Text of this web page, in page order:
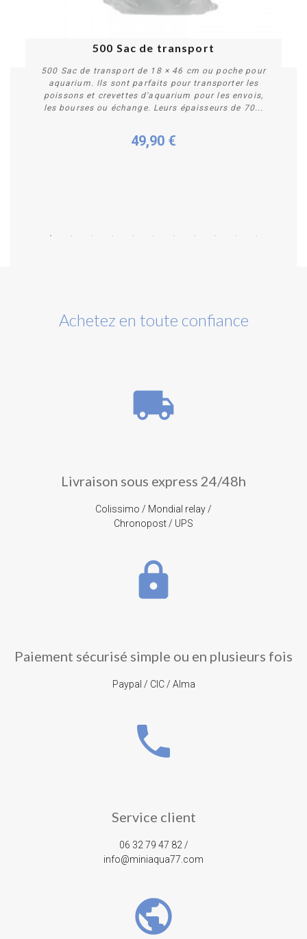
500 Sac de transport
500 Sac de transport de 18 × 46 cm ou poche pour
aquarium. Ils sont parfaits pour transporter les
poissons et crevettes d'aquarium pour les envois,
les bourses ou échange. Leurs épaisseurs de 70...
49,90 €
Achetez en toute confiance
local_shipping
Livraison sous express 24/48h
Colissimo / Mondial relay /
Chronopost / UPS
lock
Paiement sécurisé simple ou en plusieurs fois
Paypal / CIC / Alma
phone
Service client
06 32 79 47 82 /
info@miniaqua77.com
public